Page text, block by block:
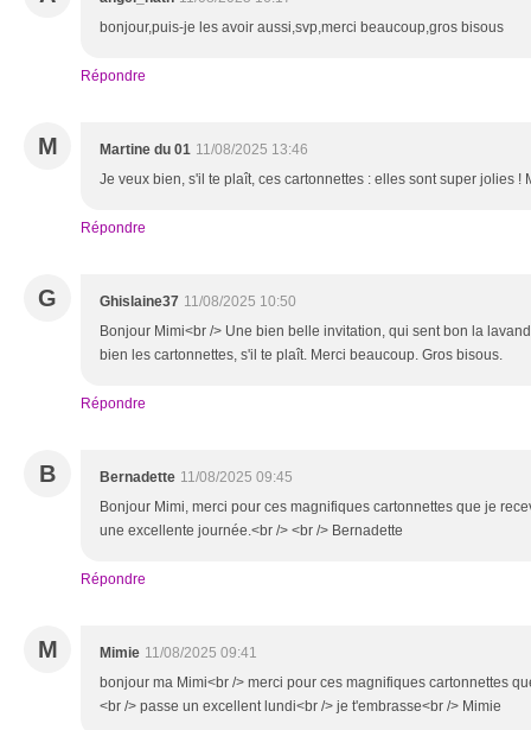
bonjour,puis-je les avoir aussi,svp,merci beaucoup,gros bisous
Répondre
M Martine du 01 11/08/2025 13:46
Je veux bien, s'il te plaît, ces cartonnettes : elles sont super jolies !
Répondre
G Ghislaine37 11/08/2025 10:50
Bonjour Mimi<br /> Une bien belle invitation, qui sent bon la
bien les cartonnettes, s'il te plaît. Merci beaucoup. Gros bisous.
Répondre
B Bernadette 11/08/2025 09:45
Bonjour Mimi, merci pour ces magnifiques cartonnettes que je
une excellente journée.<br /> <br /> Bernadette
Répondre
M Mimie 11/08/2025 09:41
bonjour ma Mimi<br /> merci pour ces magnifiques cartonnettes
<br /> passe un excellent lundi<br /> je t'embrasse<br /> Mimie